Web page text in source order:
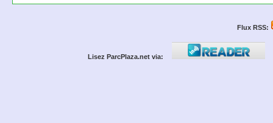
Flux RSS:
Lisez ParcPlaza.net via: